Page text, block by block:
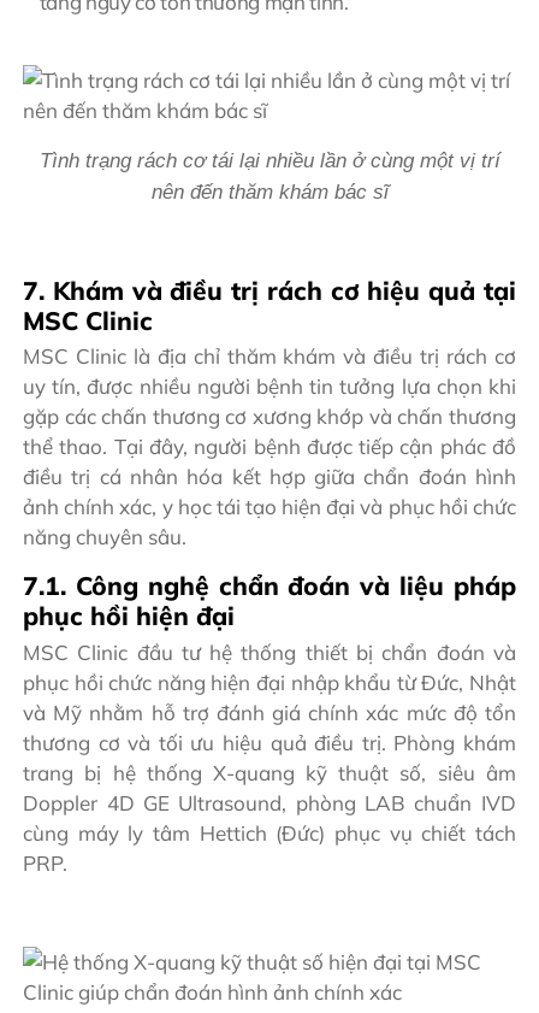
Tình trạng rách cơ tái lại nhiều lần ở cùng một vị trí
nên đến thăm khám bác sĩ
7. Khám và điều trị rách cơ hiệu quả tại
MSC Clinic
MSC Clinic là địa chỉ thăm khám và điều trị rách cơ
uy tín, được nhiều người bệnh tin tưởng lựa chọn khi
gặp các chấn thương cơ xương khớp và chấn thương
thể thao. Tại đây, người bệnh được tiếp cận phác đồ
điều trị cá nhân hóa kết hợp giữa chẩn đoán hình
ảnh chính xác, y học tái tạo hiện đại và phục hồi chức
năng chuyên sâu.
7.1. Công nghệ chẩn đoán và liệu pháp
phục hồi hiện đại
MSC Clinic đầu tư hệ thống thiết bị chẩn đoán và
phục hồi chức năng hiện đại nhập khẩu từ Đức, Nhật
và Mỹ nhằm hỗ trợ đánh giá chính xác mức độ tổn
thương cơ và tối ưu hiệu quả điều trị. Phòng khám
trang bị hệ thống X-quang kỹ thuật số, siêu âm
Doppler 4D GE Ultrasound, phòng LAB chuẩn IVD
cùng máy ly tâm Hettich (Đức) phục vụ chiết tách
PRP.